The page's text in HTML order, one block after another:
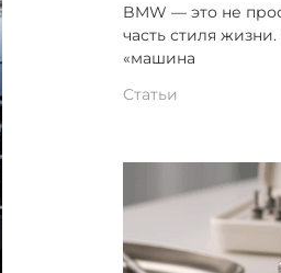
BMW — это не
часть стиля
«машина
Статьи